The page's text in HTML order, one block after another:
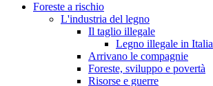
Foreste a rischio
L'industria del legno
Il taglio illegale
Legno illegale in Italia
Arrivano le compagnie
Foreste, sviluppo e povertà
Risorse e guerre